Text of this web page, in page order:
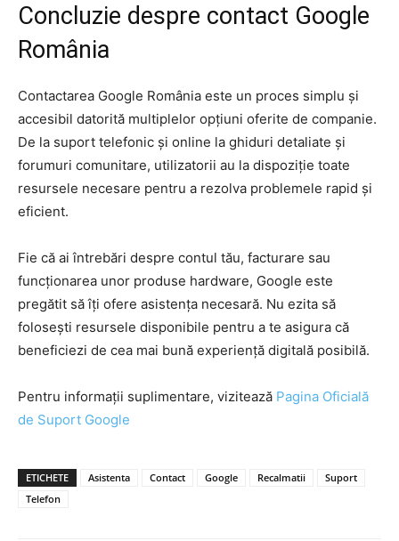
Concluzie despre contact Google
România
Contactarea Google România este un proces simplu și
accesibil datorită multiplelor opțiuni oferite de companie.
De la suport telefonic și online la ghiduri detaliate și
forumuri comunitare, utilizatorii au la dispoziție toate
resursele necesare pentru a rezolva problemele rapid și
eficient.
Fie că ai întrebări despre contul tău, facturare sau
funcționarea unor produse hardware, Google este
pregătit să îți ofere asistența necesară. Nu ezita să
folosești resursele disponibile pentru a te asigura că
beneficiezi de cea mai bună experiență digitală posibilă.
Pentru informații suplimentare, vizitează Pagina Oficială
de Suport Google
ETICHETE Asistenta Contact Google Recalmatii
Suport
Telefon